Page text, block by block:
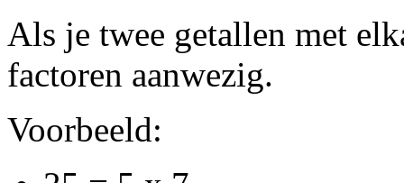
Als je twee getallen met
factoren aanwezig.
Voorbeeld: